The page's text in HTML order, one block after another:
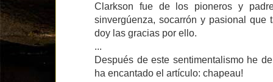
Clarkson fue de los pioneros y
sinvergúenza, socarrón y pasional que
doy las gracias por ello.
...
Después de este sentimentalismo he
ha encantado el artículo: chapeau!